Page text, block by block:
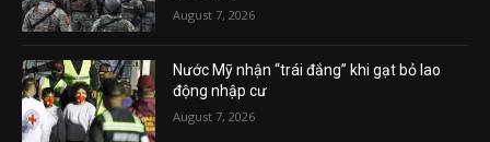
August 7, 2026
Nước Mỹ nhận “trái đắng” khi gạt bỏ lao
động nhập cư
August 7, 2026